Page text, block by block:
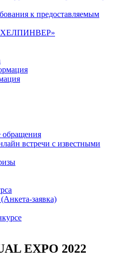
к предоставляемым
обращения
встречи с известными
заявка)
EXPO 2022